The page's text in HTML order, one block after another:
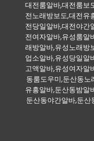
대전룸알바,대전룸보
전노래방보도,대전유
전당일알바,대전야간
전여자알바,유성룸알
래방알바,유성노래방
업소알바,유성당일알
고액알바,유성여자알
동룸도우미,둔산동
유흥알바,둔산동밤알
둔산동야간알바,둔